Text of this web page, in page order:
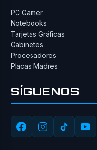
PC Gamer
Notebooks
Tarjetas Gráficas
Gabinetes
Procesadores
Placas Madres
SÍGUENOS